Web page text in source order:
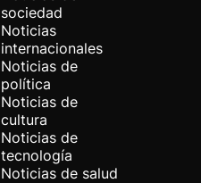
sociedad
Noticias
internacionales
Noticias de
política
Noticias de
cultura
Noticias de
tecnología
Noticias de salud